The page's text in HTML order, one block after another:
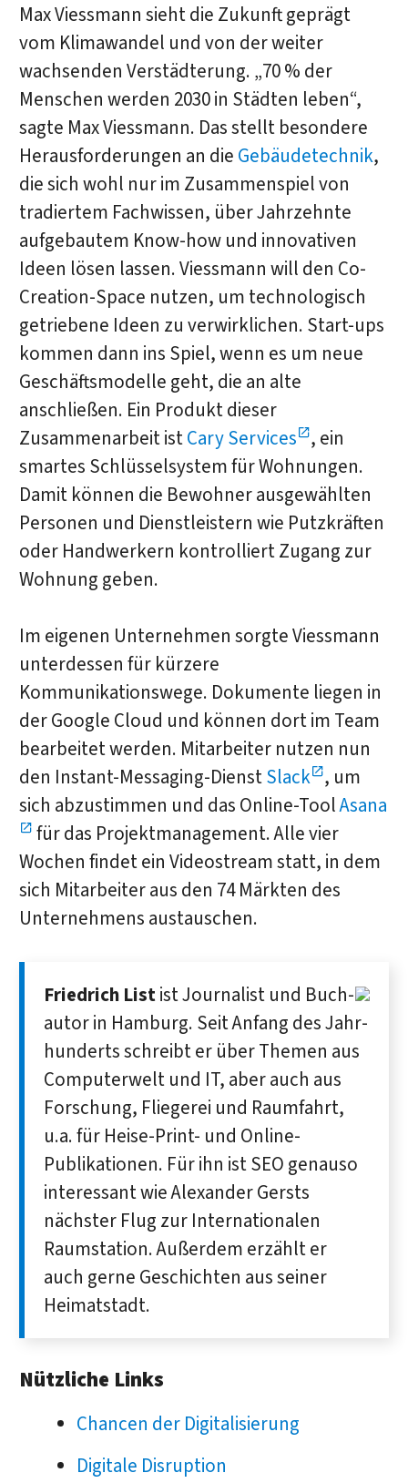
Max Viessmann sieht die Zukunft geprägt
vom Klimawandel und von der weiter
wachsenden Verstädterung. „70 % der
Menschen werden 2030 in Städten leben“,
sagte Max Viessmann. Das stellt besondere
Herausforderungen an die Gebäudetechnik,
die sich wohl nur im Zusammenspiel von
tradiertem Fachwissen, über Jahrzehnte
aufgebautem Know-how und innovativen
Ideen lösen lassen. Viessmann will den Co-
Creation-Space nutzen, um technologisch
getriebene Ideen zu verwirklichen. Start-ups
kommen dann ins Spiel, wenn es um neue
Geschäftsmodelle geht, die an alte
anschließen. Ein Produkt dieser
Zusammenarbeit istCary Services , ein
smartes Schlüsselsystem für Wohnungen.
Damit können die Bewohner ausgewählten
Personen und Dienstleistern wie Putzkräften
oder Handwerkern kontrolliert Zugang zur
Wohnung geben.
Im eigenen Unternehmen sorgte Viessmann
unterdessen für kürzere
Kommunikationswege. Dokumente liegen in
der Google Cloud und können dort im Team
bearbeitet werden. Mitarbeiter nutzen nun
den Instant-Messaging-DienstSlack , um
sich abzustimmen und das Online-ToolAsana
für das Projektmanagement. Alle vier
Wochen findet ein Videostream statt, in dem
sich Mitarbeiter aus den 74 Märkten des
Unternehmens austauschen.
Friedrich Listist Journalist und Buch­
autor in Hamburg. Seit Anfang des Jahr­
hunderts schreibt er über Themen aus
Computer­welt und IT, aber auch aus
Forschung, Fliegerei und Raum­fahrt,
u.a. für Heise-Print- und Online-
Publikationen. Für ihn ist SEO genauso
interessant wie Alexander Gersts
nächster Flug zur Inter­nationalen
Raum­station. Außerdem erzählt er
auch gerne Geschichten aus seiner
Heimatstadt.
Nützliche Links
Chancen der Digitalisierung
Digitale Disruption